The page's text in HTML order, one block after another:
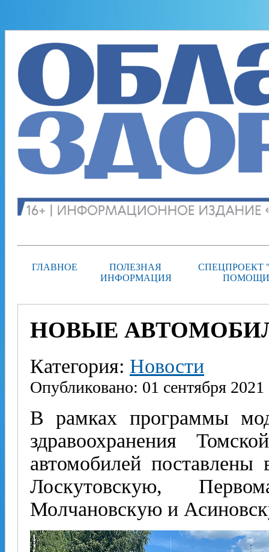
ГЛАВНОЕ
ПОЛЕЗНАЯ
ИНФОРМАЦИЯ
СПЕЦПРОЕКТ
НОВЫЕ
Категория: Новости
Опубликовано: 01 сентября 2021
В рамках программы
здравоохранения
автомобилей
Лоскутовскую,
Молчановскую и